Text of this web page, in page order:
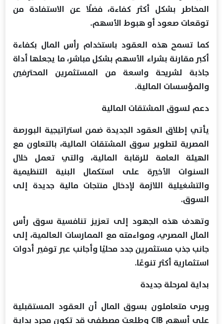
المخاطر بشكل أكثر كفاءة، فضلًا عن الاستفادة من
توقعات صعود أو هبوط الأسهم.
كما تسمح هذه العقود باستخدام رأس المال بكفاءة
أكبر مقارنة بشراء الأسهم بشكل مباشر، ما يجعلها أداة
جاذبة لشريحة واسعة من المستثمرين المحترفين
والمؤسسات المالية.
دعم لسوق المشتقات المالية
يأتي إطلاق العقود الجديدة ضمن استراتيجية البورصة
المصرية لتطوير سوق المشتقات المالية، بالتعاون مع
الهيئة العامة للرقابة المالية، والتي تعمل خلال
السنوات الأخيرة على استكمال البنية التنظيمية
والتشغيلية اللازمة لإدخال منتجات مالية جديدة إلى
السوق.
وتهدف هذه الجهود إلى تعزيز تنافسية سوق رأس
المال المصري، ومواءمته مع الممارسات العالمية، إلى
جانب جذب مستثمرين جدد محليًا وأجانب عبر توفير أدوات
استثمارية أكثر تنوعًا.
بداية لمرحلة جديدة
ويرى متعاملون بسوق المال أن العقود المستقبلية
على أسهم CIB وطلعت مصطفى قد تكون مجرد بداية